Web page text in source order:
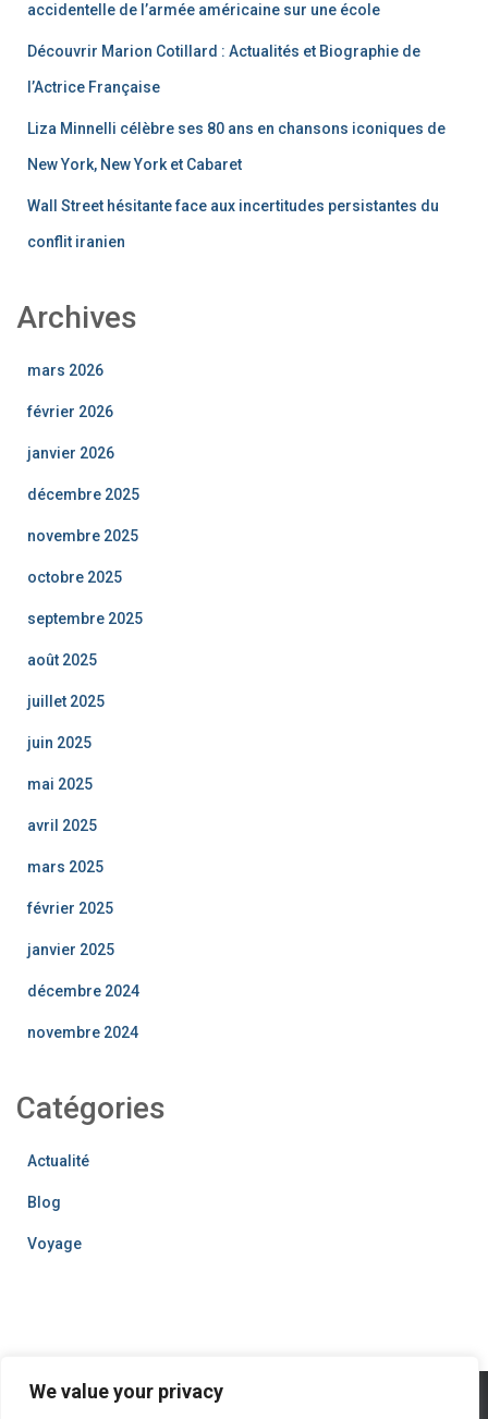
We value your privacy
accidentelle de l’armée américaine sur une école
Découvrir Marion Cotillard : Actualités et Biographie de
l’Actrice Française
Liza Minnelli célèbre ses 80 ans en chansons iconiques de
New York, New York et Cabaret
Wall Street hésitante face aux incertitudes persistantes du
conflit iranien
Archives
mars 2026
février 2026
janvier 2026
décembre 2025
novembre 2025
octobre 2025
septembre 2025
août 2025
juillet 2025
juin 2025
mai 2025
avril 2025
mars 2025
février 2025
janvier 2025
décembre 2024
novembre 2024
Catégories
Actualité
Blog
Voyage